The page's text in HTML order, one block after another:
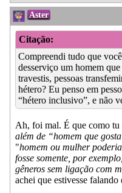
Aster
Citação:
Compreendi tudo que
desserviço um homem
travestis, pessoas
hétero? Eu penso em
“hétero inclusivo”, e não
Ah, foi mal. É que como tu
além de “homem que
"homem ou mulher
fosse somente, por
gêneros sem ligação com
achei que estivesse falando